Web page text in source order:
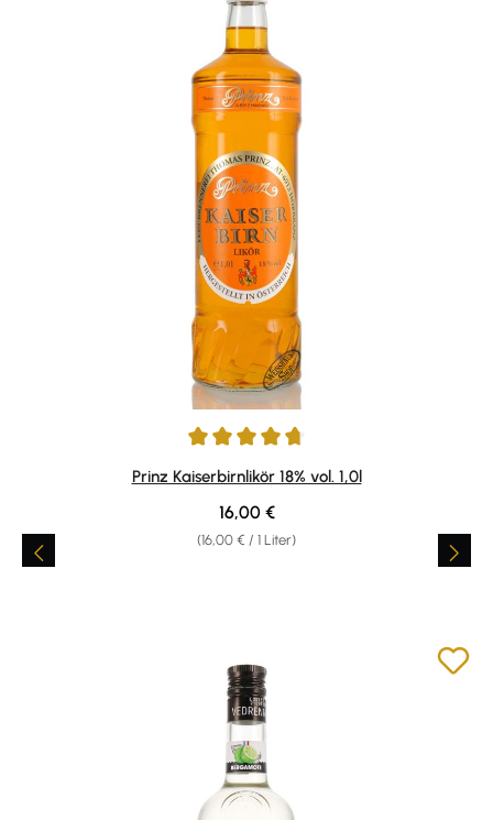
Durchschnittliche Bewertung von 4.83 von 5 Sternen
Prinz Kaiserbirnlikör 18% vol. 1,0l
(16,00 € / 1 Liter)
Regulärer Preis:
16,00 €